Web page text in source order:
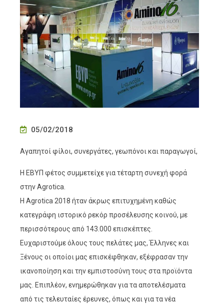
05/02/2018
Αγαπητοί φίλοι, συνεργάτες, γεωπόνοι και παραγωγοί,
Η ΕΒΥΠ φέτος συμμετείχε για τέταρτη συνεχή φορά
στην Agrotica.
Η Agrotica 2018 ήταν άκρως επιτυχημένη καθώς
κατεγράφη ιστορικό ρεκόρ προσέλευσης κοινού, με
περισσότερους από 143.000 επισκέπτες.
Ευχαριστούμε όλους τους πελάτες μας, Έλληνες και
Ξένους οι οποίοι μας επισκέφθηκαν, εξέφρασαν την
ικανοποίηση και την εμπιστοσύνη τους στα προϊόντα
μας. Επιπλέον, ενημερώθηκαν για τα αποτελέσματα
από τις τελευταίες έρευνες, όπως και για τα νέα